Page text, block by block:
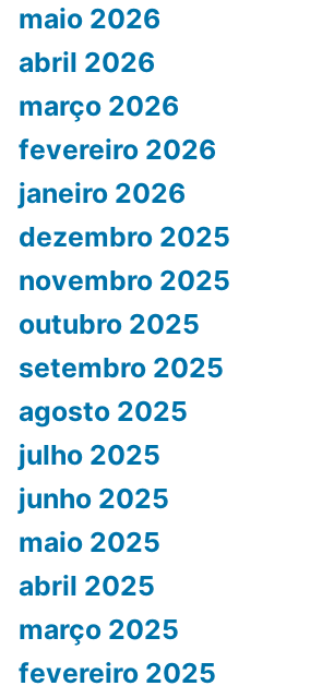
maio 2026
abril 2026
março 2026
fevereiro 2026
janeiro 2026
dezembro 2025
novembro 2025
outubro 2025
setembro 2025
agosto 2025
julho 2025
junho 2025
maio 2025
abril 2025
março 2025
fevereiro 2025